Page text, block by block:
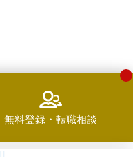
無料登録・転職相談